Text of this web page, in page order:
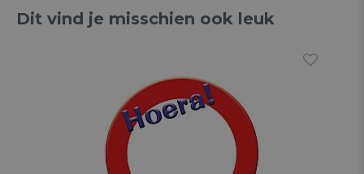
Dit vind je misschien ook leuk